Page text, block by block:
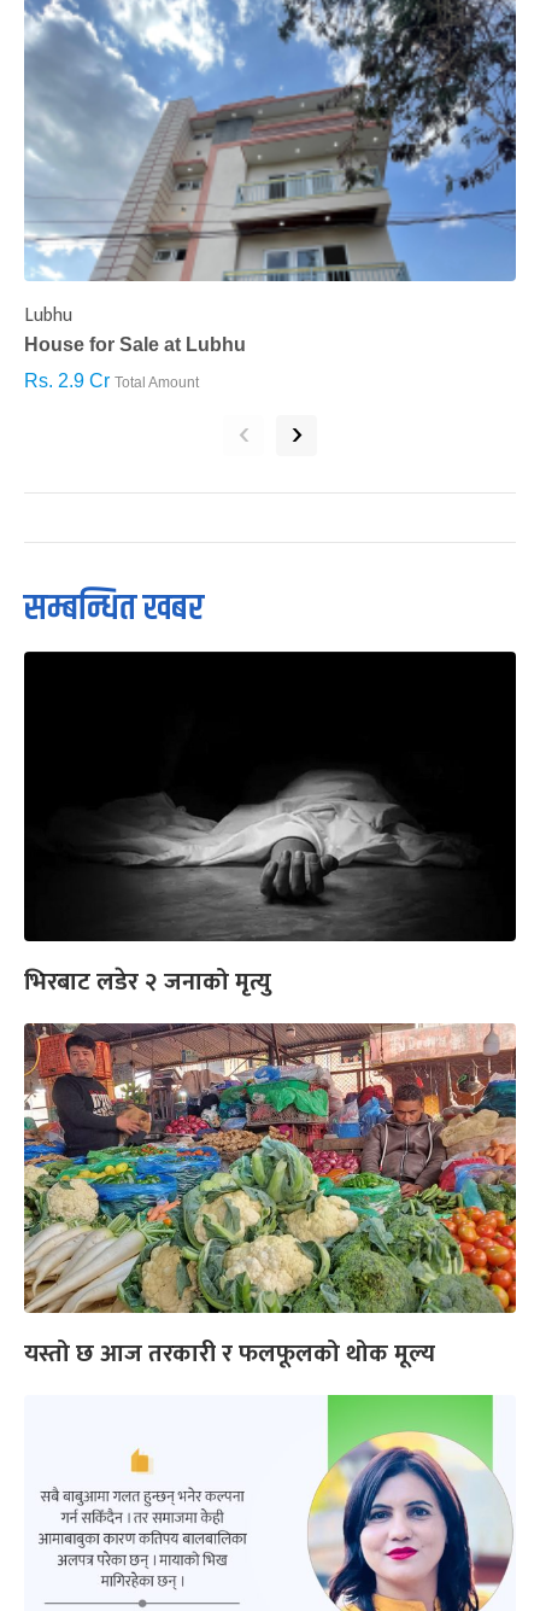
Lubhu
House for Sale at Lubhu
Rs. 2.9 Cr Total Amount
‹ ›
सम्बन्धित खबर
भिरबाट लडेर २ जनाको मृत्यु
यस्तो छ आज तरकारी र फलफूलको थोक मूल्य